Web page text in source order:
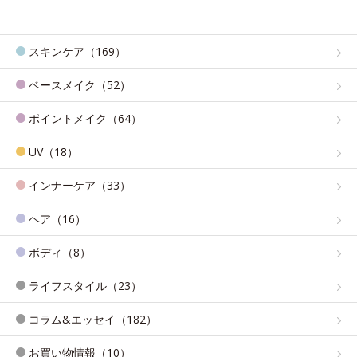
スキンケア（169）
ベースメイク（52）
ポイントメイク（64）
UV（18）
インナーケア（33）
ヘア（16）
ボディ（8）
ライフスタイル（23）
コラム&エッセイ（182）
お買い物情報（10）